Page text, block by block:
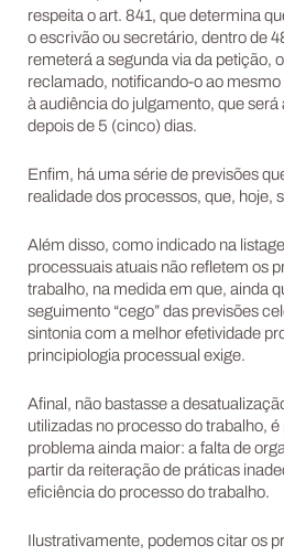
respeita o art. 841, que determina
o escrivão ou secretário, dentro de
remeterá a segunda via da petição,
reclamado, notificando-o ao
à audiência do julgamento, que
depois de 5 (cinco) dias.
Enfim, há uma série de previsões
realidade dos processos, que, hoje,
Além disso, como indicado na
processuais atuais não refletem os
trabalho, na medida em que, ainda
seguimento “cego” das previsões
sintonia com a melhor efetividade
principiologia processual exige.
Afinal, não bastasse a
utilizadas no processo do trabalho,
problema ainda maior: a falta de
partir da reiteração de práticas
eficiência do processo do trabalho.
Ilustrativamente, podemos citar os